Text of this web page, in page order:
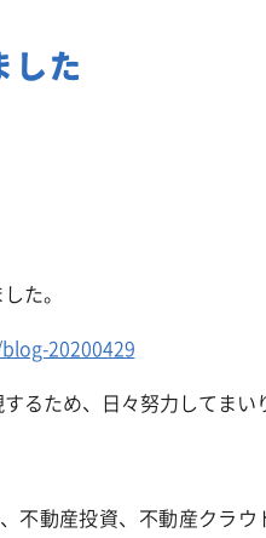
収
した
た。
20200429
るため、日々努力してまい
不動産投資、不動産クラ